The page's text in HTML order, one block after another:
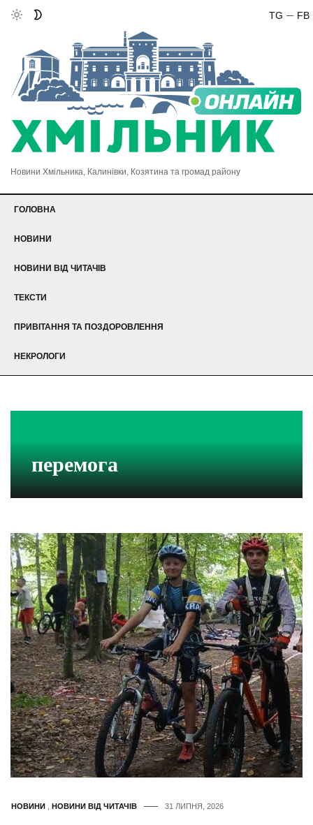
FB
TG
Новини Хмільника, Калинівки, Козятина та громад району
ГОЛОВНА
НОВИНИ
НОВИНИ ВІД ЧИТАЧІВ
ТЕКСТИ
ПРИВІТАННЯ ТА ПОЗДОРОВЛЕННЯ
НЕКРОЛОГИ
перемога
НОВИНИ НОВИНИ ВІД ЧИТАЧІВ 31 ЛИПНЯ, 2026